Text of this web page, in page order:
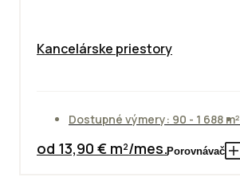
Kancelárske priestory
Dostupné výmery: 90 - 1 688 m²
od 13,90 € m²/mes.Porovnávač